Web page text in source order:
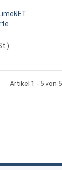
)
Artikel 1 - 5 von 5